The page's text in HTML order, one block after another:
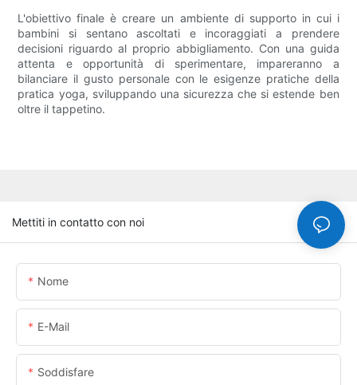
L'obiettivo finale è creare un ambiente di supporto in cui i
bambini si sentano ascoltati e incoraggiati a prendere
decisioni riguardo al proprio abbigliamento. Con una guida
attenta e opportunità di sperimentare, impareranno a
bilanciare il gusto personale con le esigenze pratiche della
pratica yoga, sviluppando una sicurezza che si estende ben
oltre il tappetino.
Mettiti in contatto con noi
Nome
E-Mail
Soddisfare